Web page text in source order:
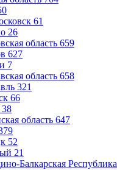
61
26
область 659
627
7
область 658
321
66
38
область 647
52
21
Балкарская Республика